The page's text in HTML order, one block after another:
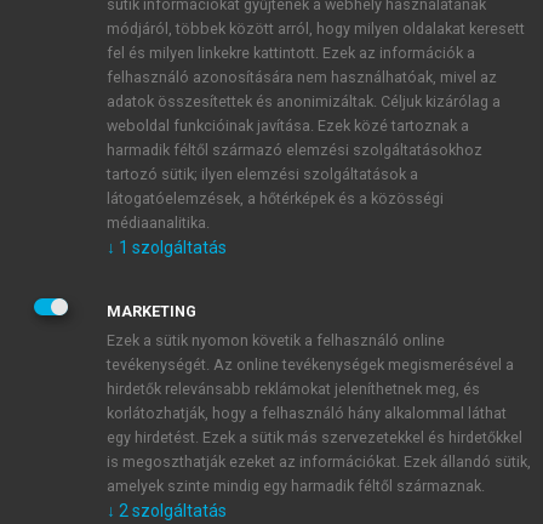
ÚJ FIÓK LÉTREHOZÁSA
1 óra díjmentes hozzáférés
E-MAIL-CÍM
JELSZÓ
JELSZÓ ÚJRA
Kérek értesítést a MeRSZ újdonságairól, akcióiról.
Kérek értesítést az Akadémiai Kiadó Zrt. újdonságairól,
sütik információkat gyűjtenek a webhely használatának
módjáról, többek között arról, hogy milyen oldalakat keresett
fel és milyen linkekre kattintott. Ezek az információk a
felhasználó azonosítására nem használhatóak, mivel az
adatok összesítettek és anonimizáltak. Céljuk kizárólag a
weboldal funkcióinak javítása. Ezek közé tartoznak a
harmadik féltől származó elemzési szolgáltatásokhoz
tartozó sütik; ilyen elemzési szolgáltatások a
látogatóelemzések, a hőtérképek és a közösségi
médiaanalitika.
↓ 1 szolgáltatás
MARKETING
Ezek a sütik nyomon követik a felhasználó online
tevékenységét. Az online tevékenységek megismerésével a
hirdetők relevánsabb reklámokat jeleníthetnek meg, és
korlátozhatják, hogy a felhasználó hány alkalommal láthat
egy hirdetést. Ezek a sütik más szervezetekkel és hirdetőkkel
is megoszthatják ezeket az információkat. Ezek állandó sütik,
amelyek szinte mindig egy harmadik féltől származnak.
↓ 2 szolgáltatás